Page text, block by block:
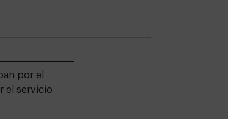
por el
el servicio